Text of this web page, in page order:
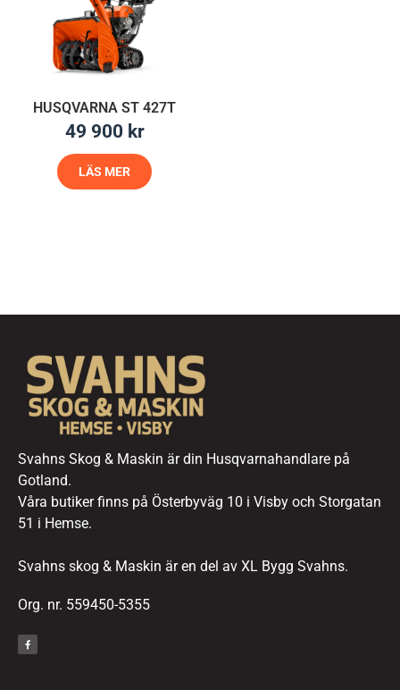
HUSQVARNA ST 427T
49 900 kr
LÄS MER
Svahns Skog & Maskin är din Husqvarnahandlare på
Gotland.
Våra butiker finns på Österbyväg 10 i Visby och Storgatan
51 i Hemse.
Svahns skog & Maskin är en del av XL Bygg Svahns.
Org. nr. 559450-5355